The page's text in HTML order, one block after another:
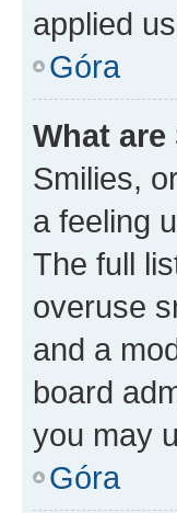
applied
Góra
What
Smilies,
a feeling
The full
overuse
and a
board
you may
Góra